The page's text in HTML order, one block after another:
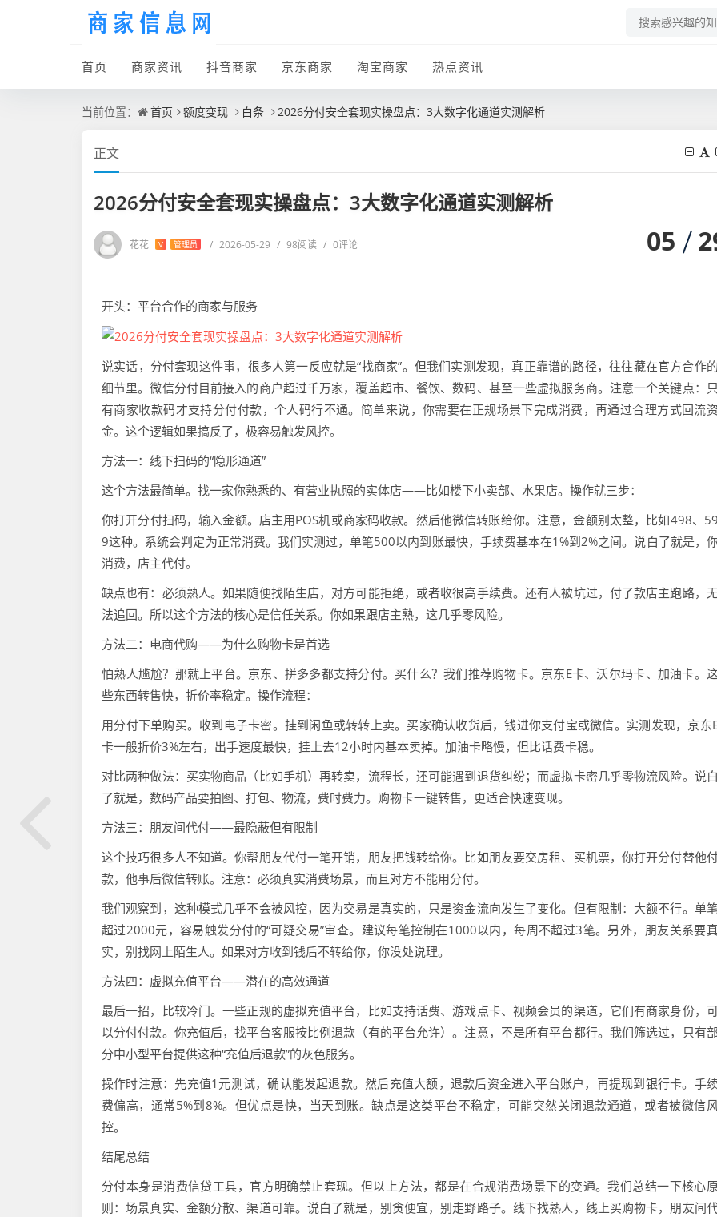
首页 商家资讯 抖音商家 京东商家 淘宝商家 热点资讯
当前位置： 首页 额度变现 白条 2026分付安全套现实操盘点：3大数字化通道实测解析
正文
2026分付安全套现实操盘点：3大数字化通道实测解析
花花 V 管理员 / 2026-05-29 / 98阅读 / 0评论 05
开头：平台合作的商家与服务
说实话，分付套现这件事，很多人第一反应就是“找商家”。但我们实测发现，真正靠谱的路径，往往藏在官方合作的
细节里。微信分付目前接入的商户超过千万家，覆盖超市、餐饮、数码、甚至一些虚拟服务商。注意一个关键点：只
有商家收款码才支持分付付款，个人码行不通。简单来说，你需要在正规场景下完成消费，再通过合理方式回流资
金。这个逻辑如果搞反了，极容易触发风控。
方法一：线下扫码的“隐形通道”
这个方法最简单。找一家你熟悉的、有营业执照的实体店——比如楼下小卖部、水果店。操作就三步：
你打开分付扫码，输入金额。店主用POS机或商家码收款。然后他微信转账给你。注意，金额别太整，比如498、59
9这种。系统会判定为正常消费。我们实测过，单笔500以内到账最快，手续费基本在1%到2%之间。说白了就是，
消费，店主代付。
缺点也有：必须熟人。如果随便找陌生店，对方可能拒绝，或者收很高手续费。还有人被坑过，付了款店主跑路，
法追回。所以这个方法的核心是信任关系。你如果跟店主熟，这几乎零风险。
方法二：电商代购——为什么购物卡是首选
怕熟人尴尬？那就上平台。京东、拼多多都支持分付。买什么？我们推荐购物卡。京东E卡、沃尔玛卡、加油卡。
些东西转售快，折价率稳定。操作流程：
用分付下单购买。收到电子卡密。挂到闲鱼或转转上卖。买家确认收货后，钱进你支付宝或微信。实测发现，京东
卡一般折价3%左右，出手速度最快，挂上去12小时内基本卖掉。加油卡略慢，但比话费卡稳。
对比两种做法：买实物商品（比如手机）再转卖，流程长，还可能遇到退货纠纷；而虚拟卡密几乎零物流风险。说白
了就是，数码产品要拍图、打包、物流，费时费力。购物卡一键转售，更适合快速变现。
方法三：朋友间代付——最隐蔽但有限制
这个技巧很多人不知道。你帮朋友代付一笔开销，朋友把钱转给你。比如朋友要交房租、买机票，你打开分付替他
款，他事后微信转账。注意：必须真实消费场景，而且对方不能用分付。
我们观察到，这种模式几乎不会被风控，因为交易是真实的，只是资金流向发生了变化。但有限制：大额不行。单笔
超过2000元，容易触发分付的“可疑交易”审查。建议每笔控制在1000以内，每周不超过3笔。另外，朋友关系要
实，别找网上陌生人。如果对方收到钱后不转给你，你没处说理。
方法四：虚拟充值平台——潜在的高效通道
最后一招，比较冷门。一些正规的虚拟充值平台，比如支持话费、游戏点卡、视频会员的渠道，它们有商家身份，
以分付付款。你充值后，找平台客服按比例退款（有的平台允许）。注意，不是所有平台都行。我们筛选过，只有部
分中小型平台提供这种“充值后退款”的灰色服务。
操作时注意：先充值1元测试，确认能发起退款。然后充值大额，退款后资金进入平台账户，再提现到银行卡。手续
费偏高，通常5%到8%。但优点是快，当天到账。缺点是这类平台不稳定，可能突然关闭退款通道，或者被微信
控。
结尾总结
分付本身是消费信贷工具，官方明确禁止套现。但以上方法，都是在合规消费场景下的变通。我们总结一下核心
则：场景真实、金额分散、渠道可靠。说白了就是，别贪便宜，别走野路子。线下找熟人，线上买购物卡，朋友间